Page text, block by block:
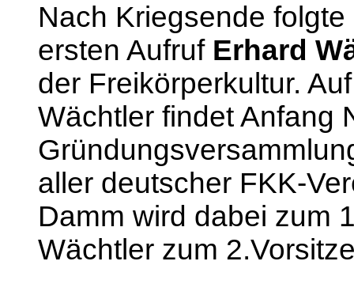
Nach Kriegsende
ersten Aufruf Erhard
der Freikörperkultur.
Wächtler findet Anfang
aller deutscher FKK-
Damm wird dabei zum
Wächtler zum